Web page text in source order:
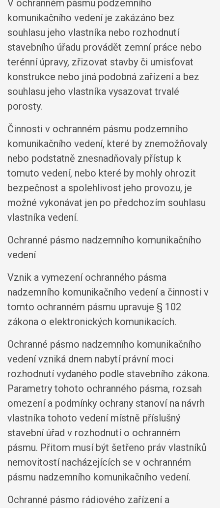
V ochranném pásmu podzemního
komunikačního vedení je zakázáno bez
souhlasu jeho vlastníka nebo rozhodnutí
stavebního úřadu provádět zemní práce nebo
terénní úpravy, zřizovat stavby či umisťovat
konstrukce nebo jiná podobná zařízení a bez
souhlasu jeho vlastníka vysazovat trvalé
porosty.
Činnosti v ochranném pásmu podzemního
komunikačního vedení, které by znemožňovaly
nebo podstatně znesnadňovaly přístup k
tomuto vedení, nebo které by mohly ohrozit
bezpečnost a spolehlivost jeho provozu, je
možné vykonávat jen po předchozím souhlasu
vlastníka vedení.
Ochranné pásmo nadzemního komunikačního
vedení
Vznik a vymezení ochranného pásma
nadzemního komunikačního vedení a činnosti v
tomto ochranném pásmu upravuje § 102
zákona o elektronických komunikacích.
Ochranné pásmo nadzemního komunikačního
vedení vzniká dnem nabytí právní moci
rozhodnutí vydaného podle stavebního zákona.
Parametry tohoto ochranného pásma, rozsah
omezení a podmínky ochrany stanoví na návrh
vlastníka tohoto vedení místně příslušný
stavební úřad v rozhodnutí o ochranném
pásmu. Přitom musí být šetřeno práv vlastníků
nemovitostí nacházejících se v ochranném
pásmu nadzemního komunikačního vedení.
Ochranné pásmo rádiového zařízení a